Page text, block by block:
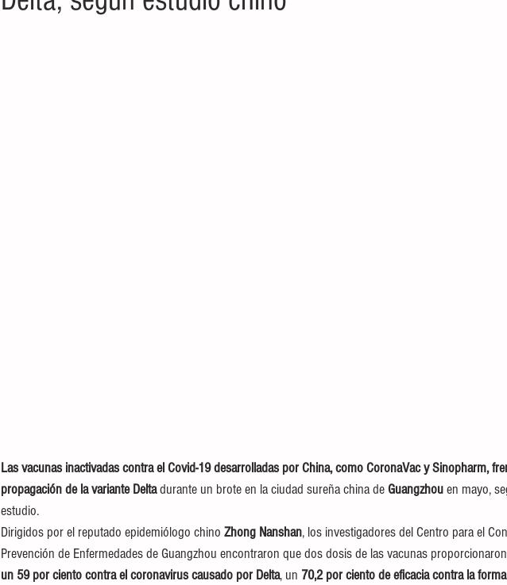
Las vacunas inactivadas contra el Covid-19 desarrolladas por China, como CoronaVac y Sinopharm,
propagación de la variante Delta durante un brote en la ciudad sureña china de Guangzhou en mayo,
estudio.
Dirigidos por el reputado epidemiólogo chino Zhong Nanshan, los investigadores del Centro para el
Prevención de Enfermedades de Guangzhou encontraron que dos dosis de las vacunas
un 59 por ciento contra el coronavirus causado por Delta, un 70,2 por ciento de eficacia contra la